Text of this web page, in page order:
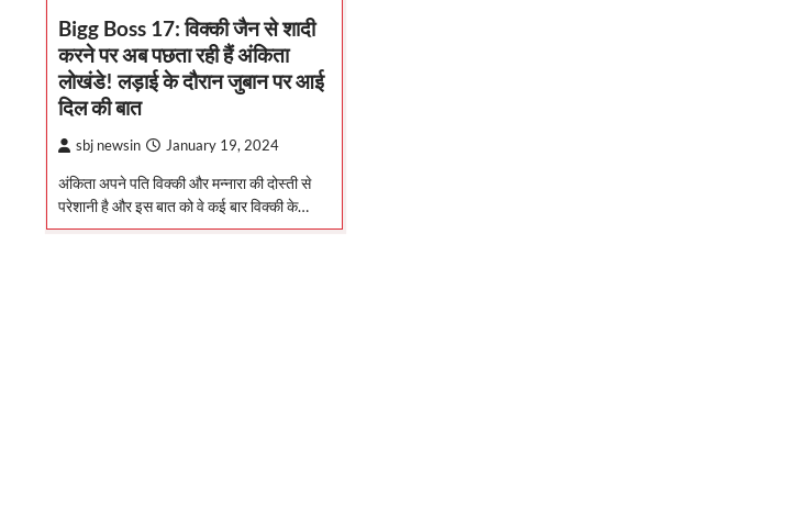
Bigg Boss 17: विक्की जैन से शादी
करने पर अब पछता रही हैं अंकिता
लोखंडे! लड़ाई के दौरान जुबान पर आई
दिल की बात
sbj newsin January 19, 2024
अंकिता अपने पति विक्की और मन्नारा की दोस्ती से
परेशानी है और इस बात को वे कई बार विक्की के…